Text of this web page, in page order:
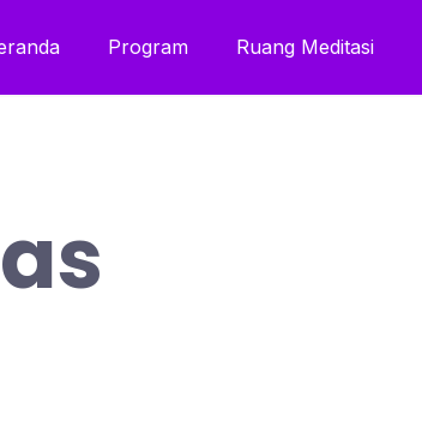
Program Ruang Meditasi